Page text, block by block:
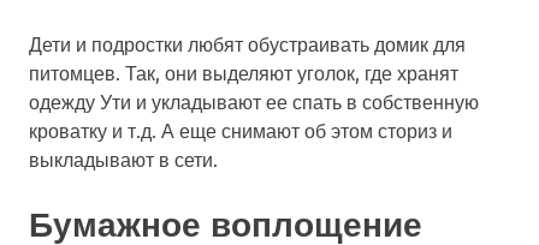
Дети и подростки любят обустраивать домик для
питомцев. Так, они выделяют уголок, где хранят
одежду Ути и укладывают ее спать в собственную
кроватку и т.д. А еще снимают об этом сториз и
выкладывают в сети.
Бумажное воплощение